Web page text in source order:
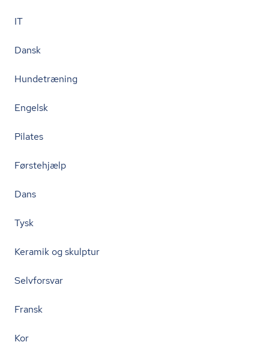
IT
Dansk
Hundetræning
Engelsk
Pilates
Førstehjælp
Dans
Tysk
Keramik og skulptur
Selvforsvar
Fransk
Kor